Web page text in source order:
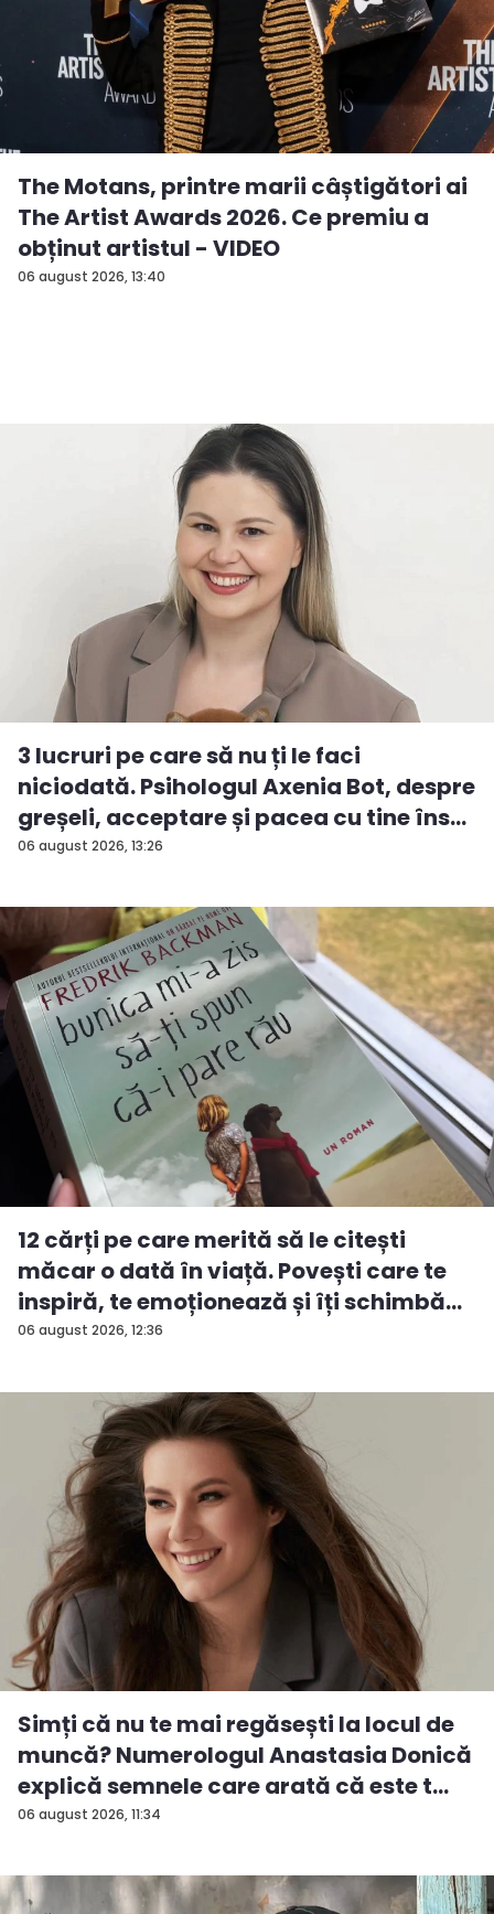
06 august 2026, 13:40
The Motans, printre marii câștigători ai
The Artist Awards 2026. Ce premiu a
obținut artistul - VIDEO
06 august 2026, 13:26
3 lucruri pe care să nu ți le faci
niciodată. Psihologul Axenia Bot, despre
greșeli, acceptare și pacea cu tine îns...
06 august 2026, 12:36
12 cărți pe care merită să le citești
măcar o dată în viață. Povești care te
inspiră, te emoționează și îți schimbă...
06 august 2026, 11:34
Simți că nu te mai regăsești la locul de
muncă? Numerologul Anastasia Donică
explică semnele care arată că este t...